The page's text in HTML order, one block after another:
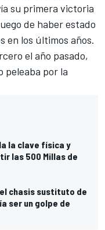
su primera victoria
de haber estado
en los últimos años.
el año pasado,
peleaba por la
la clave física y
las 500 Millas de
chasis sustituto de
ser un golpe de